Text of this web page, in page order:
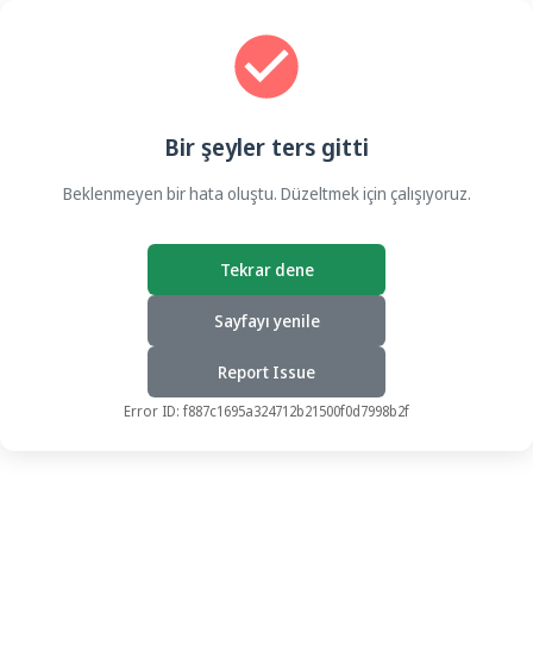
Bir şeyler ters gitti
Beklenmeyen bir hata oluştu. Düzeltmek için çalışıyoruz.
Tekrar dene
Sayfayı yenile
Report Issue
Error ID: f887c1695a324712b21500f0d7998b2f